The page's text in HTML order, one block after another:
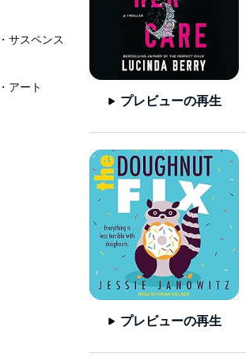
サスペンス
アート
プレビューの再生
プレビューの再生